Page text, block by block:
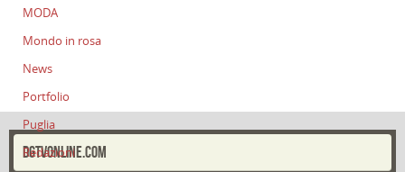
MODA
Mondo in rosa
News
Portfolio
Puglia
Redazioni
DGTVONLINE.COM